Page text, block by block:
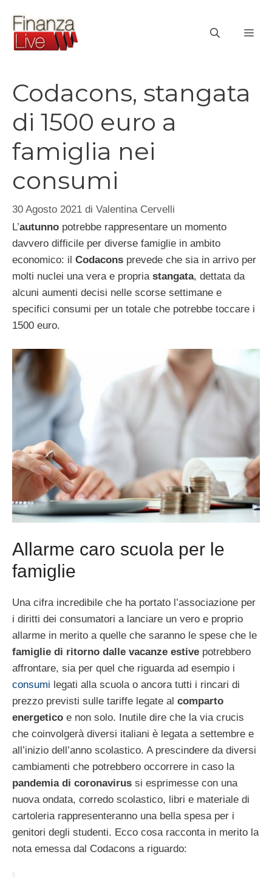
contenuto
Codacons, stangata
di 1500 euro a
famiglia nei
consumi
30 Agosto 2021 di Valentina Cervelli
L’autunno potrebbe rappresentare un momento
davvero difficile per diverse famiglie in ambito
economico: il Codacons prevede che sia in arrivo per
molti nuclei una vera e propria stangata, dettata da
alcuni aumenti decisi nelle scorse settimane e
specifici consumi per un totale che potrebbe toccare i
1500 euro.
Allarme caro scuola per le
famiglie
Una cifra incredibile che ha portato l’associazione per
i diritti dei consumatori a lanciare un vero e proprio
allarme in merito a quelle che saranno le spese che le
famiglie di ritorno dalle vacanze estive potrebbero
affrontare, sia per quel che riguarda ad esempio i
consumi legati alla scuola o ancora tutti i rincari di
prezzo previsti sulle tariffe legate al comparto
energetico e non solo. Inutile dire che la via crucis
che coinvolgerà diversi italiani è legata a settembre e
all’inizio dell’anno scolastico. A prescindere da diversi
cambiamenti che potrebbero occorrere in caso la
pandemia di coronavirus si esprimesse con una
nuova ondata, corredo scolastico, libri e materiale di
cartoleria rappresenteranno una bella spesa per i
genitori degli studenti. Ecco cosa racconta in merito la
nota emessa dal Codacons a riguardo: